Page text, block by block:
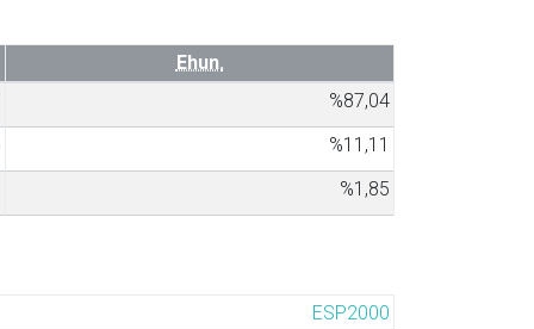
Ehun.
%87,04
%11,11
%1,85
ESP2000